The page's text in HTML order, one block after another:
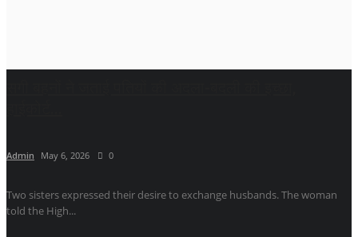
Admin May 6, 2026 0
Two sisters expressed their desire to exchange husbands. The woman
told the High...